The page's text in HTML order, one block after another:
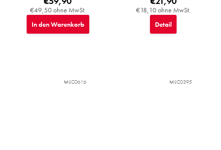
€49,50 ohne MwSt.
In den Warenkorb
€18,10 ohne MwSt.
Detail
MIJC0616 MIJC0395